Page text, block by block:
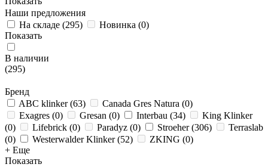
Наши предложения
На складе (295) Новинка (0)
Показать
В наличии
(295)
Бренд
ABC klinker(63) Canada Gres Natura (0)
Exagres (0) Gresan (0) Interbau (34)
King Klinker
(0) Lifebrick (0) Paradyz (0) Stroeher(306)
Terraslab
(0) Westerwalder Klinker(52) ZKING (0)
+ Еще
Показать